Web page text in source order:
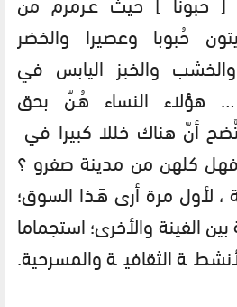
حُبوبا وعصيرا والخضر
والخشب والخبز اليابس في
هؤلاء النساء هُـنّ بحق
أنّ هناك خللا كبيرا في
فهل كلهن من مدينة صفرو ؟
، لأول مرة أرى هَـذا السوق؛
الفينة والأخرى؛ استجماما
الثقافية والمسرحية.